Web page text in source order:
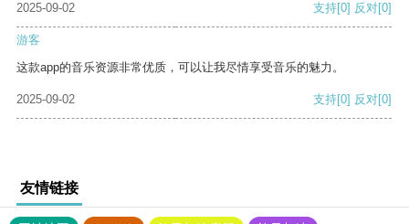
2025-09-02 支持[0] 反对[0]
游客
这款app的音乐资源非常优质，可以让我尽情享受音乐的魅力。
2025-09-02 支持[0] 反对[0]
友情链接